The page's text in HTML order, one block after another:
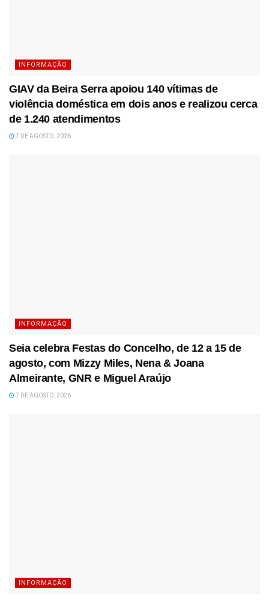
INFORMAÇÃO
GIAV da Beira Serra apoiou 140 vítimas de
violência doméstica em dois anos e realizou cerca
de 1.240 atendimentos
7 DE AGOSTO, 2026
INFORMAÇÃO
Seia celebra Festas do Concelho, de 12 a 15 de
agosto, com Mizzy Miles, Nena & Joana
Almeirante, GNR e Miguel Araújo
7 DE AGOSTO, 2026
INFORMAÇÃO